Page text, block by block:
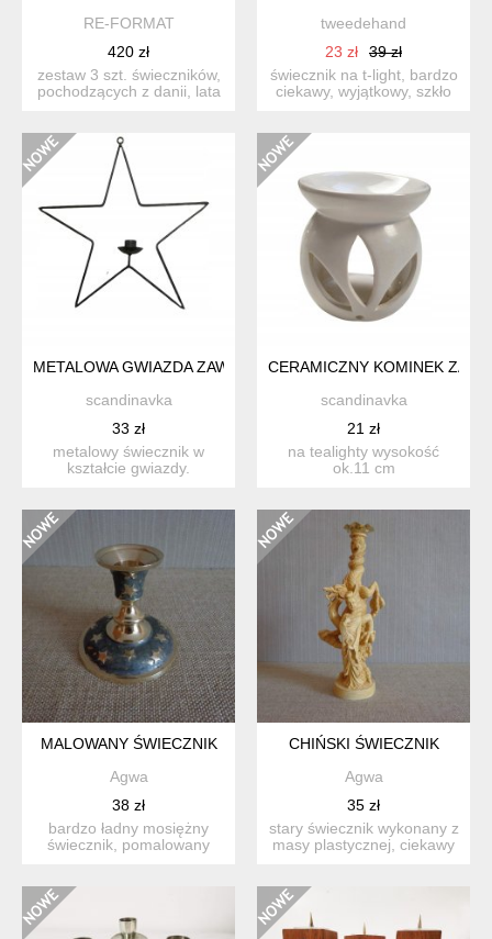
RE-FORMAT
420 zł
zestaw 3 szt. świeczników,
pochodzących z danii, lata
tweedehand
23 zł
39 zł
świecznik na t-light, bardzo
ciekawy, wyjątkowy, szkło
METALOWA GWIAZDA ZAWIESZKA ŚWIECZNIK DECOR
scandinavka
33 zł
metalowy świecznik w
kształcie gwiazdy.
CERAMICZNY KOMINEK
scandinavka
21 zł
na tealighty wysokość
ok.11 cm
MALOWANY ŚWIECZNIK
Agwa
38 zł
bardzo ładny mosiężny
świecznik, pomalowany
CHIŃSKI ŚWIECZNIK
Agwa
35 zł
stary świecznik wykonany z
masy plastycznej, ciekawy